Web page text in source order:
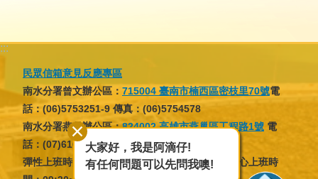
:::
民眾信箱意見反應專區
南水分署曾文辦公區： 715004 臺南市楠西區密枝里70號電
話：(06)5753251-9 傳真：(06)5754578
南水分署燕巢辦公區：824002 高雄市燕巢區工程路1號 電
話：(07)6166137 傳真：(07)6166046
彈性上班時間：07:30~09:30，16:30~18:30；核心上班時
大家好，我是阿滴仔!
有任何問題可以先問我噢!